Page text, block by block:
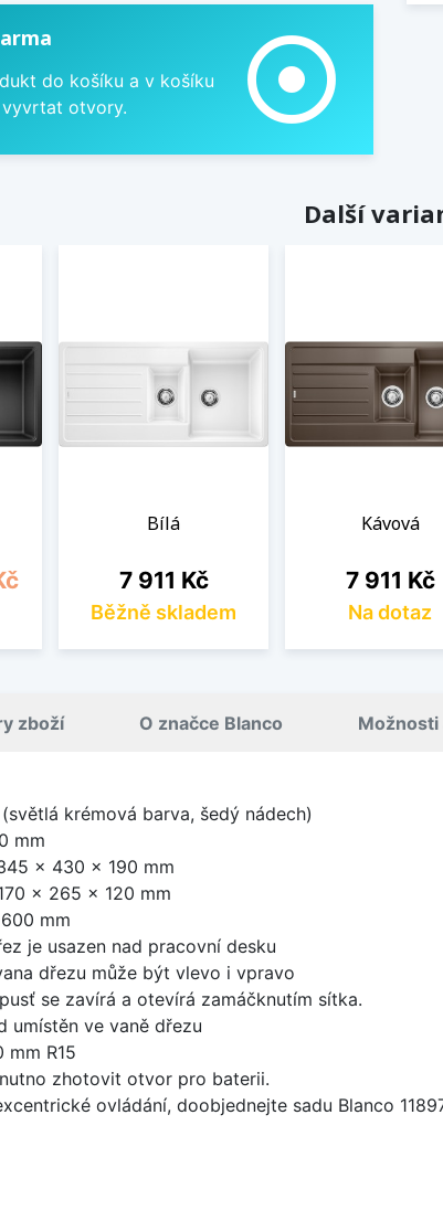
do košíku a v košíku
vyvrtat otvory.
adjust
Další
Bílá
Cena
7 911 Kč
Běžně skladem
Kávová
Cena
7 911 Kč
Na dotaz
zboží O značce Blanco Možnosti
krémová barva, šedý nádech)
mm
x 430 x 190 mm
x 265 x 120 mm
600 mm
je usazen nad pracovní desku
dřezu může být vlevo i vpravo
se zavírá a otevírá zamáčknutím sítka.
umístěn ve vaně dřezu
R15
zhotovit otvor pro baterii.
ovládání, doobjednejte sadu Blanco